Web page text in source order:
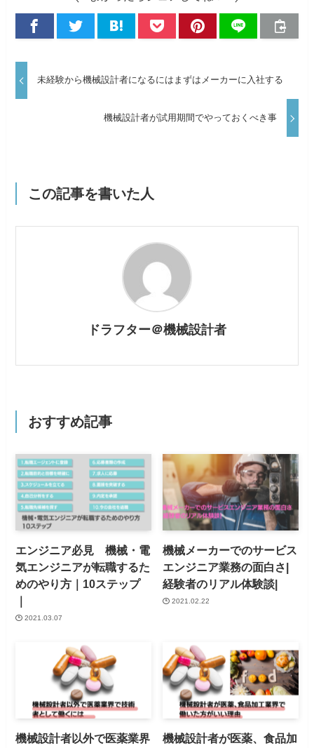
未経験から機械設計者になるにはまずはメーカーに入社する
機械設計者が試用期間でやっておくべき事
この記事を書いた人
ドラフター＠機械設計者
おすすめ記事
エンジニア必見 機械・電
気エンジニアが転職するた
めのやり方｜10ステップ
2021.03.07
機械メーカーでのサービス
エンジニア業務の面白さ|
経験者のリアル体験談|
2021.02.22
機械設計者以外で医薬業界
機械設計者が医薬、食品加